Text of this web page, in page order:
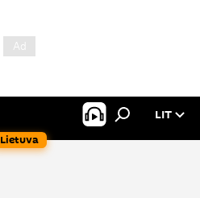
Lietuva
LIT